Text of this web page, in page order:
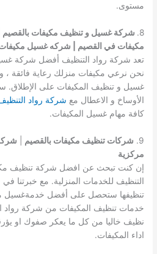
مستوى.
8. شركة غسيل و تنظيف مكيفات
مكيفات في القصيم | شركه غسيل
تعد شركة رواد التنظيف أفضل شركة
نحن نرعي مكيفات منزلك رعاية فائقة
غسيل و تنظيف المكيفات على الإطلاق.
الأوساخ و الاعطال مع شركة رواد
كافة مهام غسيل المكيفات.
9. شركات تنظيف مكيفات بالقصيم
مركزية
إن كنت تبحث عن افضل شركة تنظيف
التنظيف للخدمات المنزلية. مع خبرتنا
تنظيفها ستحصل على أفضل خدمةغسيل
خدمات تنظيف المكيفات من شركة رواد
نظيف خاليا من كل ما يعكر صفوك او
اداء المكيفات.